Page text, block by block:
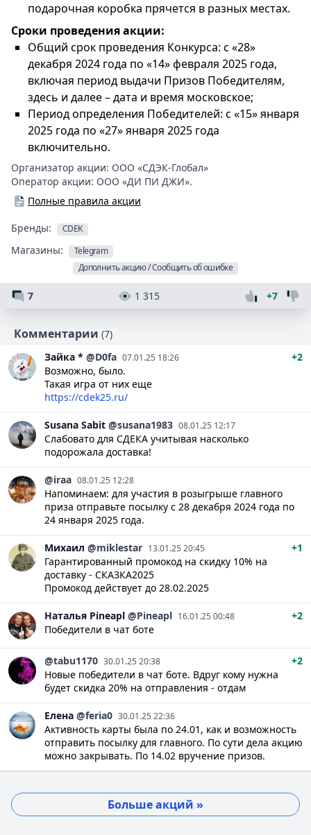
подарочная коробка прячется в разных местах.
Сроки проведения акции:
Общий срок проведения Конкурса: с «28»
декабря 2024 года по «14» февраля 2025 года,
включая период выдачи Призов Победителям,
здесь и далее – дата и время московское;
Период определения Победителей: с «15» января
2025 года по «27» января 2025 года
включительно.
Организатор акции: ООО «СДЭК-Глобал»
Оператор акции: ООО «ДИ ПИ ДЖИ».
Полные правила акции
Бренды: CDEK
Магазины:
Telegram
Дополнить акцию / Сообщить об ошибке
7 1 315 +7
Комментарии (7)
Зайка * @D0fa 07.01.25 18:26
+2
Возможно, было.
Такая игра от них еще
https://cdek25.ru/
Susana Sabit @susana1983 08.01.25 12:17
Слабовато для СДЕКА учитывая насколько
подорожала доставка!
@iraa 08.01.25 12:28
Напоминаем: для участия в розыгрыше главного
приза отправьте посылку с 28 декабря 2024 года по
24 января 2025 года.
Михаил @miklestar 13.01.25 20:45
+1
Гарантированный промокод на скидку 10% на
доставку - СКАЗКА2025
Промокод действует до 28.02.2025
Наталья Pineapl @Pineapl 16.01.25 00:48
+2
Победители в чат боте
@tabu1170 30.01.25 20:38
+2
Новые победители в чат боте. Вдруг кому нужна
будет скидка 20% на отправления - отдам
Елена @feria0 30.01.25 22:36
Активность карты была по 24.01, как и возможность
отправить посылку для главного. По сути дела акцию
можно закрывать. По 14.02 вручение призов.
Больше акций »